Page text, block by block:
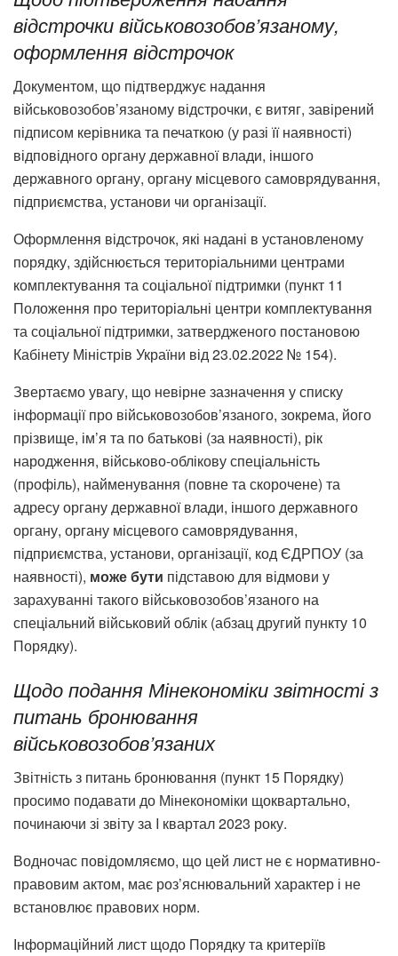
відстрочки військовозобов’язаному,
оформлення відстрочок
Документом, що підтверджує надання
військовозобов’язаному відстрочки, є витяг, завірений
підписом керівника та печаткою (у разі її наявності)
відповідного органу державної влади, іншого
державного органу, органу місцевого самоврядування,
підприємства, установи чи організації.
Оформлення відстрочок, які надані в установленому
порядку, здійснюється територіальними центрами
комплектування та соціальної підтримки (пункт 11
Положення про територіальні центри комплектування
та соціальної підтримки, затвердженого постановою
Кабінету Міністрів України від 23.02.2022 № 154).
Звертаємо увагу, що невірне зазначення у списку
інформації про військовозобов’язаного, зокрема, його
прізвище, ім’я та по батькові (за наявності), рік
народження, військово-облікову спеціальність
(профіль), найменування (повне та скорочене) та
адресу органу державної влади, іншого державного
органу, органу місцевого самоврядування,
підприємства, установи, організації, код ЄДРПОУ (за
наявності), може бути підставою для відмови у
зарахуванні такого військовозобов’язаного на
спеціальний військовий облік (абзац другий пункту 10
Порядку).
Щодо подання Мінекономіки звітності з
питань бронювання
військовозобов’язаних
Звітність з питань бронювання (пункт 15 Порядку)
просимо подавати до Мінекономіки щоквартально,
починаючи зі звіту за I квартал 2023 року.
Водночас повідомляємо, що цей лист не є нормативно-
правовим актом, має роз’яснювальний характер і не
встановлює правових норм.
Інформаційний лист щодо Порядку та критеріїв